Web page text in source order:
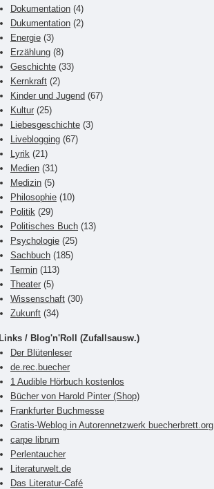
Dokumentation (4)
Dukumentation (2)
Energie (3)
Erzählung (8)
Geschichte (33)
Kernkraft (2)
Kinder und Jugend (67)
Kultur (25)
Liebesgeschichte (3)
Liveblogging (67)
Lyrik (21)
Medien (31)
Medizin (5)
Philosophie (10)
Politik (29)
Politisches Buch (13)
Psychologie (25)
Sachbuch (185)
Termin (113)
Theater (5)
Wissenschaft (30)
Zukunft (34)
Links / Blog'n'Roll (Zufallsausw.)
Der Blütenleser
de.rec.buecher
1 Audible Hörbuch kostenlos
Bücher von Harold Pinter (Shop)
Frankfurter Buchmesse
Gratis-Weblog in Autorennetzwerk buecherbrett.org
carpe librum
Perlentaucher
Literaturwelt.de
Das Literatur-Café